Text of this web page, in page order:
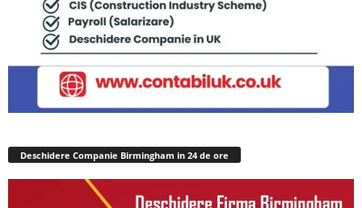
Deschidere Companie Birmingham in 24 de ore